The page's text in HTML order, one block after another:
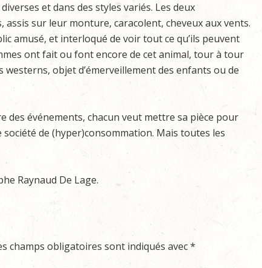
et dans des styles variés. Les deux
assis sur leur monture, caracolent, cheveux aux vents.
amusé, et interloqué de voir tout ce qu’ils peuvent
ont fait ou font encore de cet animal, tour à tour
objet d’émerveillement des enfants ou de
événements, chacun veut mettre sa pièce pour
de (hyper)consommation. Mais toutes les
Raynaud De Lage.
champs obligatoires sont indiqués avec*